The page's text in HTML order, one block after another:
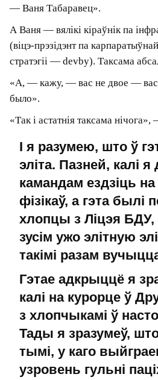
2020 год гэта была
школа.
аддаў перавагу,
скончылі гэты ліцэй.
— Чаму?
— У Ліцэі БДУ вучнёўская
шляхам адбору лепшых
Exupery акадэмічны
працавалі настаўнікі
загартоўкі (так, яны
англійску, але як педагогі
савецкі час), таму
думаю, быў прыкладна
вучнёўскі ўзровень… Усё ж
проста прыватная школа:
ніякага адбору.
Напэўна, там былі добрыя
ў нармальныя еўрапейскія
было такога, як у класе, дзе
Мельнічак.